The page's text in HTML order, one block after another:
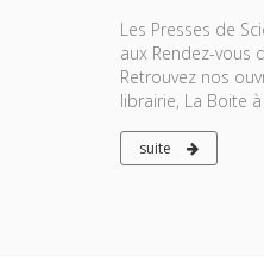
Les Presses de
aux Rendez-vous
Retrouvez nos
librairie, La Boite à
suite